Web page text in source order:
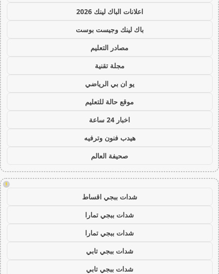
اعلانات الباك لينك 2026
باك لينك وجيست بوست
مصادر التعليم
مجلة تقنية
يو ان بي الرياضي
موقع حالة للتعليم
اخبار 24 ساعة
هيدب فنون وترفيه
صحيفة العالم
!
شدات ببجي اقساط
شدات ببجي تمارا
شدات ببجي تمارا
شدات ببجي تابي
شدات ببجي تابي